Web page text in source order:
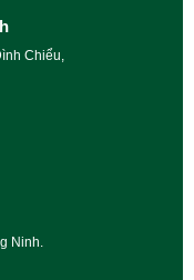
Chiểu,
Ninh.